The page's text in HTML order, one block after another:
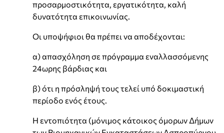
προσαρμοστικότητα, εργατικότητα, καλή
δυνατότητα επικοινωνίας.
Οι υποψήφιοι θα πρέπει να αποδέχονται:
α) απασχόληση σε πρόγραμμα εναλλασσόμενης
24ωρης βάρδιας και
β) ότι η πρόσληψή τους τελεί υπό δοκιμαστική
περίοδο ενός έτους.
Η εντοπιότητα (μόνιμος κάτοικος όμορων Δήμων